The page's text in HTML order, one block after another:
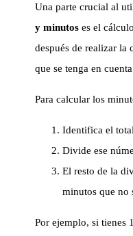
Una parte crucial al
y minutos es el
después de realizar la
que se tenga en
Para calcular los
Identifica el
Divide ese
El resto de la
minutos que no
Por ejemplo, si tienes